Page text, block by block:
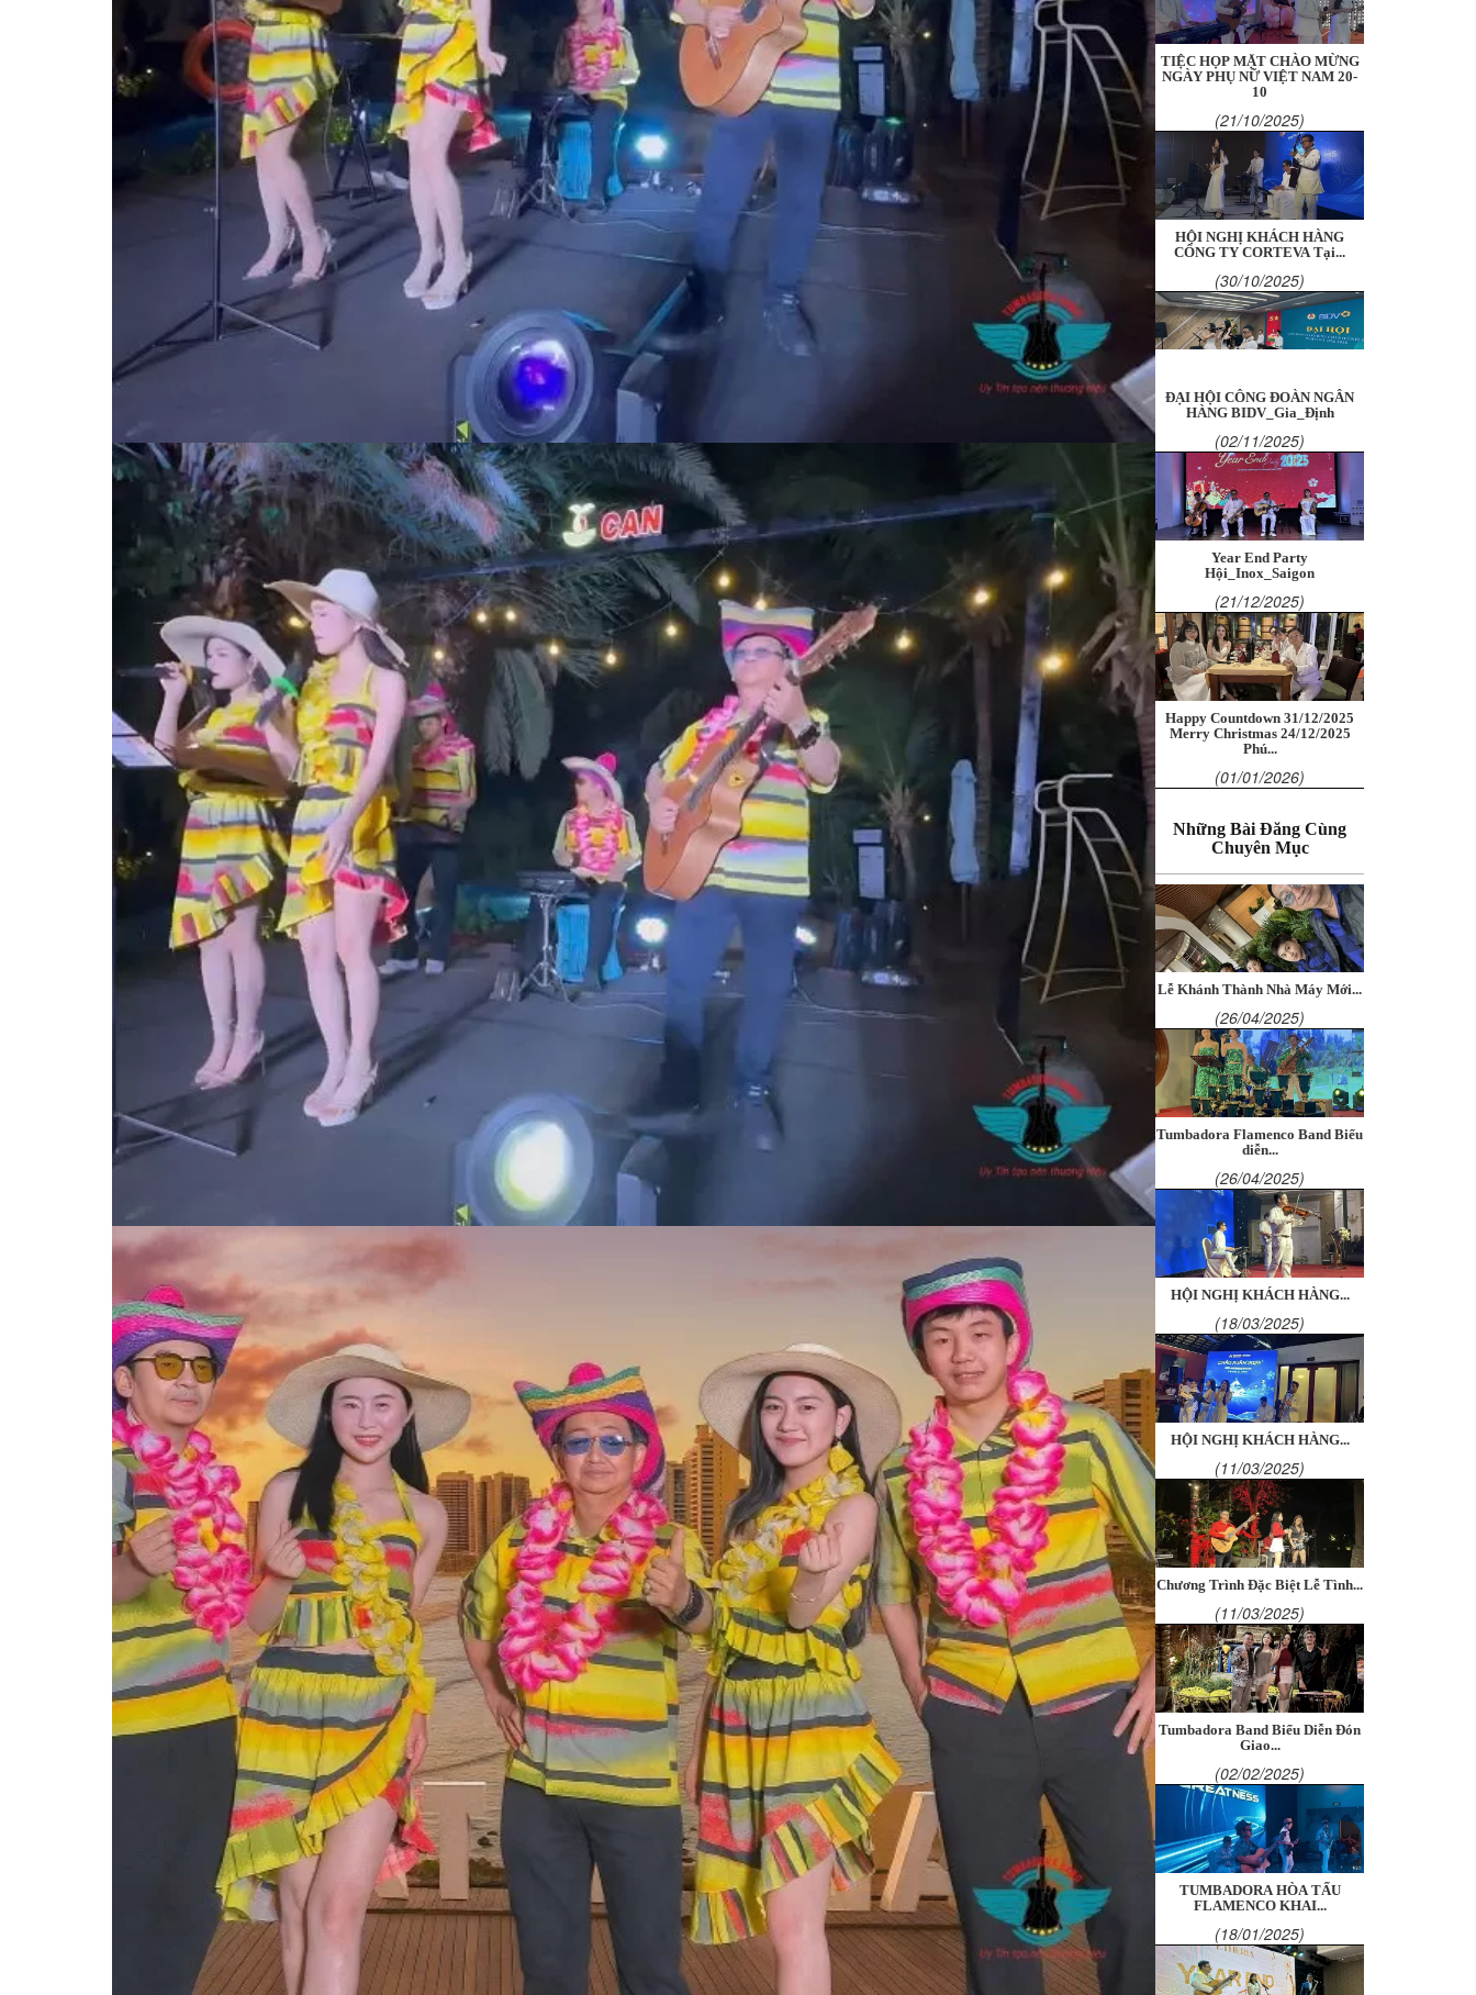
TIỆC HỌP MẶT CHÀO MỪNG
NGÀY PHỤ NỮ VIỆT NAM 20-
10
(21/10/2025)
HỘI NGHỊ KHÁCH HÀNG
CÔNG TY CORTEVA Tại...
(30/10/2025)
ĐẠI HỘI CÔNG ĐOÀN NGÂN
HÀNG BIDV_Gia_Định
(02/11/2025)
Year End Party
Hội_Inox_Saigon
(21/12/2025)
Happy Countdown 31/12/2025
Merry Christmas 24/12/2025
Phú...
(01/01/2026)
Những Bài Đăng Cùng
Chuyên Mục
Lễ Khánh Thành Nhà Máy Mới...
(26/04/2025)
Tumbadora Flamenco Band Biểu
diễn...
(26/04/2025)
HỘI NGHỊ KHÁCH HÀNG...
(18/03/2025)
HỘI NGHỊ KHÁCH HÀNG...
(11/03/2025)
Chương Trình Đặc Biệt Lễ Tình...
(11/03/2025)
Tumbadora Band Biểu Diễn Đón
Giao...
(02/02/2025)
TUMBADORA HÒA TẤU
FLAMENCO KHAI...
(18/01/2025)